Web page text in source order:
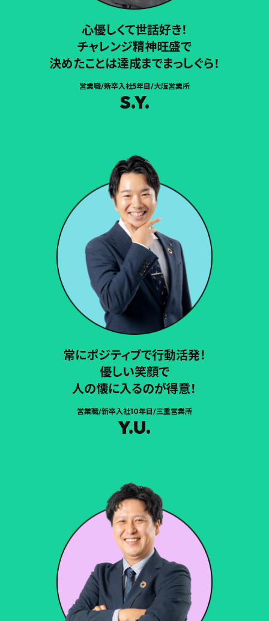
心優しくて世話好き！
チャレンジ精神旺盛で
決めたことは達成までまっしぐら！
営業職/新卒入社5年目/大阪営業所
S.Y.
常にポジティブで行動活発！
優しい笑顔で
人の懐に入るのが得意！
営業職/新卒入社10年目/三重営業所
Y.U.